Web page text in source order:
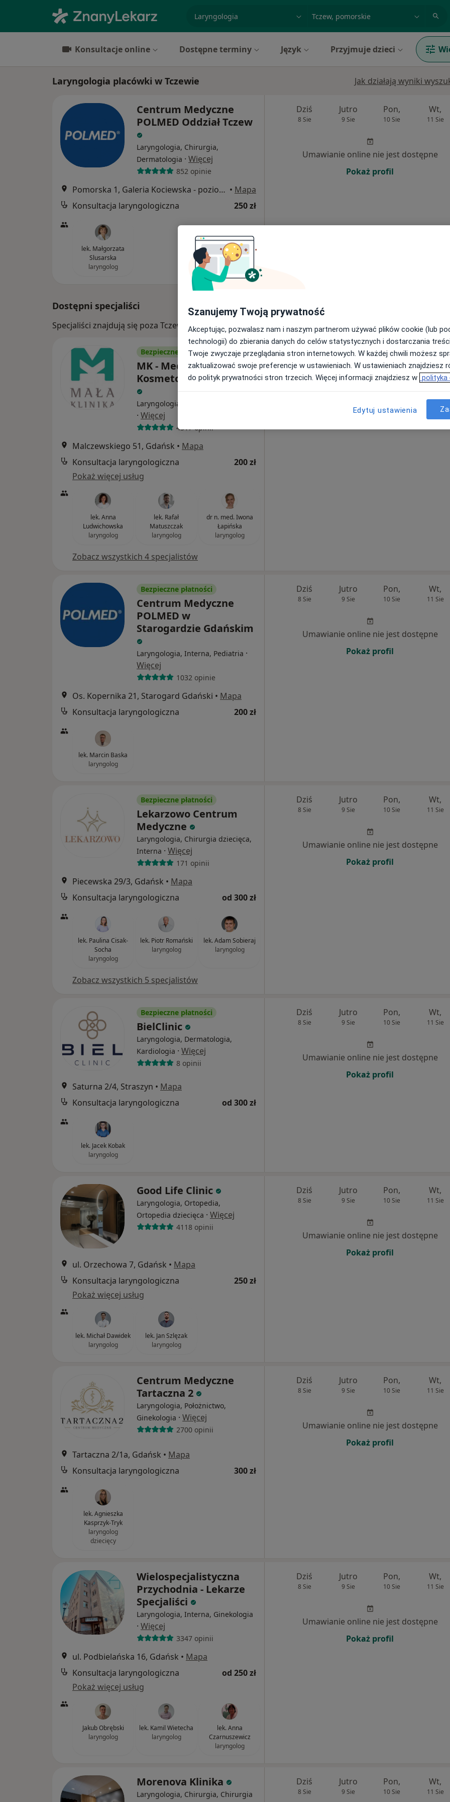
Konsultacje online Dostępne terminy Język Przyjmuje dzieci
Laryngologia placówki w Tczewie Jak działają wyniki
Centrum Medyczne
POLMED Oddział Tczew
Laryngologia, Chirurgia,
Dermatologia · Więcej
852 opinie
Pomorska 1, Galeria Kociewska - poziom 2, Tczew • Mapa
Konsultacja laryngologiczna
250 zł
lek. Małgorzata
Slusarska
laryngolog
Dziś
8 Sie
Jutro
9 Sie
Pon,
10 Sie
Wt,
11 Sie
Umawianie online nie jest dostępne
Pokaż profil
Dostępni specjaliści
Specjaliści znajdują się poza Tczew, pomorskie, w obszarach bliskich Twojemu wyszukiwaniu.
Bezpieczne płatności
MK - Medycyna i
Kosmetologia sp. z o.o.
Laryngologia, Interna, Fizjoterapia
· Więcej
4317 opinii
Malczewskiego 51, Gdańsk • Mapa
Konsultacja laryngologiczna
200 zł
Pokaż więcej usług
lek. Anna
Ludwichowska
laryngolog
lek. Rafał
Matuszczak
laryngolog
dr n. med. Iwona
Łapińska
laryngolog
Zobacz wszystkich 4 specjalistów
Dziś Jutro
9 Sie
Pon,
10 Sie
Wt,
11 Sie
Umawianie online nie jest dostępne
Pokaż profil
Bezpieczne płatności
Centrum Medyczne
POLMED w
Starogardzie Gdańskim
Laryngologia, Interna, Pediatria ·
Więcej
1032 opinie
Os. Kopernika 21, Starogard Gdański • Mapa
Konsultacja laryngologiczna
200 zł
lek. Marcin Baska
laryngolog
Dziś
8 Sie
Jutro
9 Sie
Pon,
10 Sie
Wt,
11 Sie
Umawianie online nie jest dostępne
Pokaż profil
Bezpieczne płatności
Lekarzowo Centrum
Medyczne
Laryngologia, Chirurgia dziecięca,
Interna · Więcej
171 opinii
Piecewska 29/3, Gdańsk • Mapa
Konsultacja laryngologiczna
od 300 zł
lek. Paulina Cisak-
Socha
laryngolog
lek. Piotr Romański
laryngolog
lek. Adam Sobieraj
laryngolog
Zobacz wszystkich 5 specjalistów
Dziś
8 Sie
Jutro
9 Sie
Pon,
10 Sie
Wt,
11 Sie
Umawianie online nie jest dostępne
Pokaż profil
Bezpieczne płatności
BielClinic
Laryngologia, Dermatologia,
Kardiologia · Więcej
8 opinii
Saturna 2/4, Straszyn • Mapa
Konsultacja laryngologiczna
od 300 zł
lek. Jacek Kobak
laryngolog
Dziś
8 Sie
Jutro
9 Sie
Pon,
10 Sie
Wt,
11 Sie
Umawianie online nie jest dostępne
Pokaż profil
Good Life Clinic
Laryngologia, Ortopedia,
Ortopedia dziecięca · Więcej
4118 opinii
ul. Orzechowa 7, Gdańsk • Mapa
Konsultacja laryngologiczna
250 zł
Pokaż więcej usług
lek. Michał Dawidek
laryngolog
lek. Jan Szlęzak
laryngolog
Dziś
8 Sie
Jutro
9 Sie
Pon,
10 Sie
Wt,
11 Sie
Umawianie online nie jest dostępne
Pokaż profil
Centrum Medyczne
Tartaczna 2
Laryngologia, Położnictwo,
Ginekologia · Więcej
2700 opinii
Tartaczna 2/1a, Gdańsk • Mapa
Konsultacja laryngologiczna
300 zł
lek. Agnieszka
Kasprzyk-Tryk
laryngolog
dziecięcy
Dziś
8 Sie
Jutro
9 Sie
Pon,
10 Sie
Wt,
11 Sie
Umawianie online nie jest dostępne
Pokaż profil
Wielospecjalistyczna
Przychodnia - Lekarze
Specjaliści
Laryngologia, Interna, Ginekologia
· Więcej
3347 opinii
ul. Podbielańska 16, Gdańsk • Mapa
Konsultacja laryngologiczna
od 250 zł
Pokaż więcej usług
Jakub Obrębski
laryngolog
lek. Kamil Wietecha
laryngolog
lek. Anna
Czarnuszewicz
laryngolog
Dziś
8 Sie
Jutro
9 Sie
Pon,
10 Sie
Wt,
11 Sie
Umawianie online nie jest dostępne
Pokaż profil
Morenova Klinika
Laryngologia, Chirurgia, Chirurgia
Dziś
8 Sie
Jutro
9 Sie
Pon,
10 Sie
Wt,
11 Sie
Szanujemy Twoją prywatność
Akceptując, pozwalasz nam i naszym partnerom używać plików cookie (lub
technologii) do zbierania danych do celów statystycznych i dostarczania
Twoje zwyczaje przeglądania stron internetowych. W każdej chwili możesz
zaktualizować swoje preferencje w ustawieniach. W ustawieniach znajdziesz
do polityk prywatności stron trzecich. Więcej informacji znajdziesz w polityka
Edytuj ustawienia